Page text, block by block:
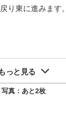
り東に進みます。
もっと見る
写真：あと2枚